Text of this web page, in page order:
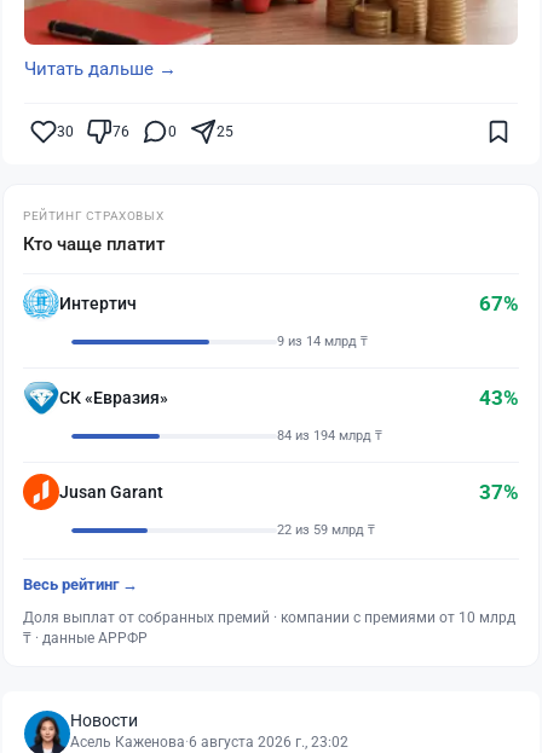
Читать дальше →
30 76 0 25
РЕЙТИНГ СТРАХОВЫХ
Кто чаще платит
Интертич 67%
9 из 14 млрд ₸
СК «Евразия» 43%
84 из 194 млрд ₸
Jusan Garant 37%
22 из 59 млрд ₸
Весь рейтинг →
Доля выплат от собранных премий · компании с премиями от 10 млрд
₸ · данные АРРФР
Новости
Асель Каженова·6 августа 2026 г., 23:02